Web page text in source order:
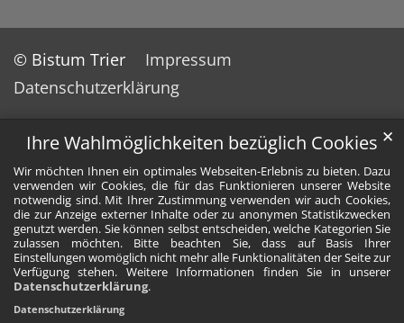
Ihre Wahlmöglichkeiten bezüglich Cookies
Wir möchten Ihnen ein optimales Webseiten-Erlebnis zu bieten. Dazu
verwenden wir Cookies, die für das Funktionieren unserer Website
notwendig sind. Mit Ihrer Zustimmung verwenden wir auch Cookies,
die zur Anzeige externer Inhalte oder zu anonymen Statistikzwecken
genutzt werden. Sie können selbst entscheiden, welche Kategorien Sie
zulassen möchten. Bitte beachten Sie, dass auf Basis Ihrer
Einstellungen womöglich nicht mehr alle Funktionalitäten der Seite zur
Verfügung stehen. Weitere Informationen finden Sie in unserer
Datenschutzerklärung.
✕
Datenschutzerklärung
© Bistum Trier
Impressum
Datenschutzerklärung